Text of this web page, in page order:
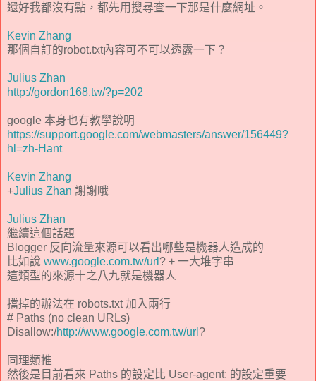
還好我都沒有點，都先用搜尋查一下那是什麼網址。
Kevin Zhang
那個自訂的robot.txt內容可不可以透露一下？
Julius Zhan
http://gordon168.tw/?p=202
google 本身也有教學說明
https://support.google.com/webmasters/answer/156449?
hl=zh-Hant
Kevin Zhang
+Julius Zhan 謝謝哦
Julius Zhan
繼續這個話題
Blogger 反向流量來源可以看出哪些是機器人造成的
比如說 www.google.com.tw/url ? + 一大堆字串
這類型的來源十之八九就是機器人
擋掉的辦法在 robots.txt 加入兩行
# Paths (no clean URLs)
Disallow:/http://www.google.com.tw/url ?
同理類推
然後是目前看來 Paths 的設定比 User-agent: 的設定重要